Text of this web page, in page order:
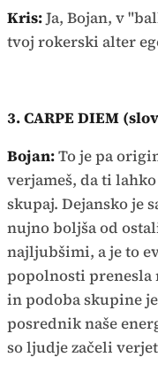
Kris:Ja, Bojan, v
tvoj rokerski alter
3. CARPE DIEM
Bojan:To je pa
verjameš, da ti
skupaj. Dejansko je
nujno boljša od
najljubšimi, a je to
popolnosti prenesla
in podoba skupine
posrednik naše
so ljudje začeli